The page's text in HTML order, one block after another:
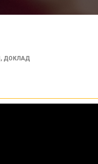
, ДОКЛАД